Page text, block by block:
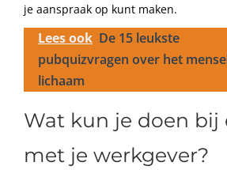
je aanspraak op kunt maken.
Lees ook De 15 leukste
pubquizvragen over het
lichaam
Wat kun je doen bij
met je werkgever?